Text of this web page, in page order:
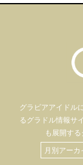
グラビアアイドル
るグラドル情報サイ
も 展開する
月別アー